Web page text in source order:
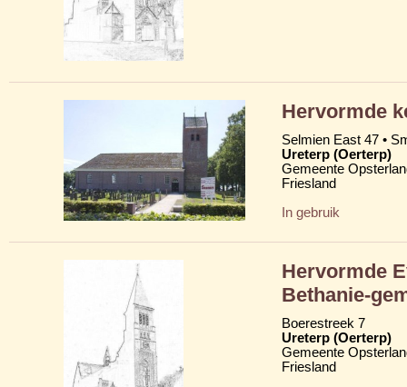
Hervormde
Selmien East 47 •
Ureterp (Oerterp)
Gemeente
Friesland
In gebruik
Hervormde
Bethanie-
Boerestreek 7
Ureterp (Oerterp)
Gemeente
Friesland